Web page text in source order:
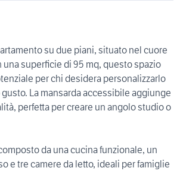
su due piani, situato nel cuore
una superficie di 95 mq, questo spazio
per chi desidera personalizzarlo
La mansarda accessibile aggiunge
perfetta per creare un angolo studio o
da una cucina funzionale, un
e tre camere da letto, ideali per famiglie